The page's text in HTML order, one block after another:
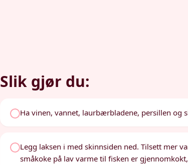
Slik gjør du:
Ha vinen, vannet, laurbærbladene, persillen og
Legg laksen i med skinnsiden ned. Tilsett mer
småkoke på lav varme til fisken er